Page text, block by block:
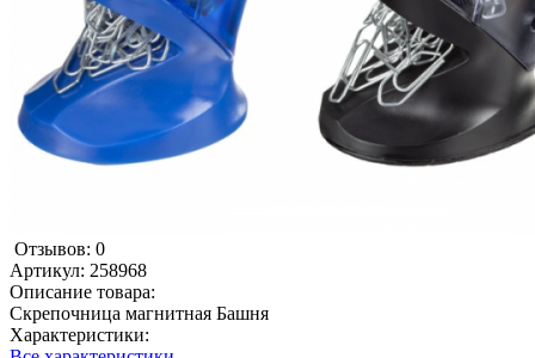
Отзывов: 0
Артикул: 258968
Описание товара:
Скрепочница магнитная Башня
Характеристики: